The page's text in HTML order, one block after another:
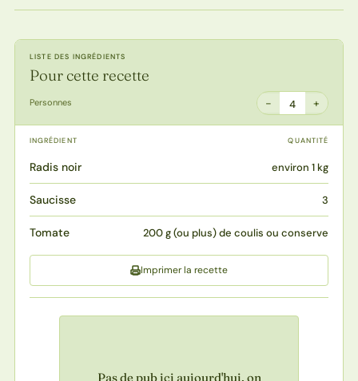
LISTE DES INGRÉDIENTS
Pour cette recette
Personnes − 4 +
INGRÉDIENT QUANTITÉ
Radis noir environ 1 kg
Saucisse 3
Tomate 200 g (ou plus) de coulis ou conserve
Imprimer la recette
Pas de pub ici aujourd'hui, on